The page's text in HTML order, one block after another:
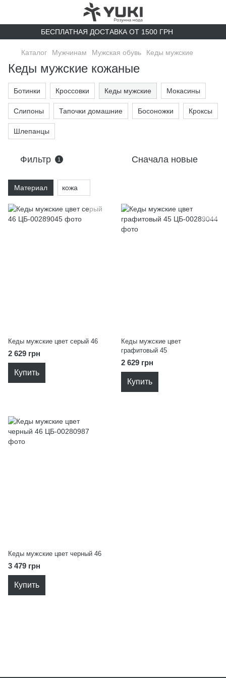
БЕСПЛАТНАЯ ДОСТАВКА ОТ 1500 ГРН
Каталог Мужчинам Мужская обувь Кеды мужские
Кеды мужские кожаные
Ботинки Кроссовки Кеды мужские Мокасины
Слипоны Тапочки домашние Босоножки Кроксы
Шлепанцы
Фильтр 1 Сначала новые
Материал кожа
Кеды мужские цвет серый 46
2 629 грн
Купить
Кеды мужские цвет
графитовый 45
2 629 грн
Купить
Кеды мужские цвет черный 46
3 479 грн
Купить